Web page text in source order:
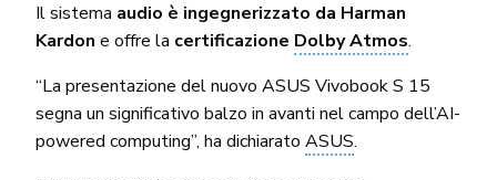
Il sistema audio è ingegnerizzato da Harman
Kardon e offre la certificazione Dolby Atmos.
“La presentazione del nuovo ASUS Vivobook S 15
segna un significativo balzo in avanti nel campo dell’AI-
powered computing”, ha dichiaratoASUS.